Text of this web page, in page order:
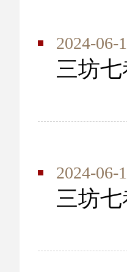
2024-06-
三坊
2024-06-
三坊